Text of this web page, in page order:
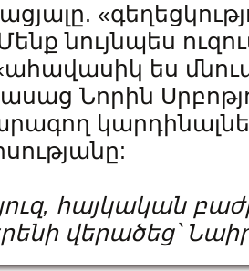
նույնպես
ես
Նորին
, հայկական
վերածեց՝